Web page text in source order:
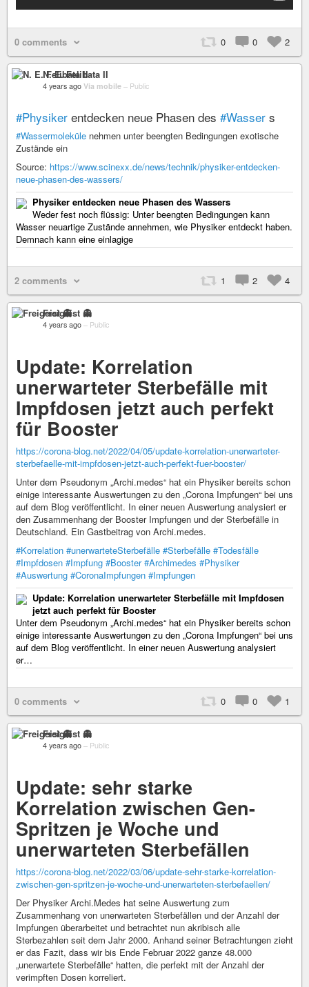
0 comments 0 0 2
N. E. Felibata II
4 years ago Via mobile – Public
#Physiker entdecken neue Phasen des #Wasser s
#Wassermoleküle nehmen unter beengten Bedingungen exotische
Zustände ein
Source: https://www.scinexx.de/news/technik/physiker-entdecken-
neue-phasen-des-wassers/
Physiker entdecken neue Phasen des Wassers
Weder fest noch flüssig: Unter beengten Bedingungen kann
Wasser neuartige Zustände annehmen, wie Physiker entdeckt haben.
Demnach kann eine einlagige
2 comments 1 2 4
Freigeist 👻
4 years ago – Public
Update: Korrelation
unerwarteter Sterbefälle mit
Impfdosen jetzt auch perfekt
für Booster
https://corona-blog.net/2022/04/05/update-korrelation-unerwarteter-
sterbefaelle-mit-impfdosen-jetzt-auch-perfekt-fuer-booster/
Unter dem Pseudonym „Archi.medes“ hat ein Physiker bereits schon
einige interessante Auswertungen zu den „Corona Impfungen“ bei uns
auf dem Blog veröffentlicht. In einer neuen Auswertung analysiert er
den Zusammenhang der Booster Impfungen und der Sterbefälle in
Deutschland. Ein Gastbeitrag von Archi.medes.
#Korrelation #unerwarteteSterbefälle #Sterbefälle #Todesfälle
#Impfdosen #Impfung #Booster #Archimedes #Physiker
#Auswertung #CoronaImpfungen #Impfungen
Update: Korrelation unerwarteter Sterbefälle mit Impfdosen
jetzt auch perfekt für Booster
Unter dem Pseudonym „Archi.medes“ hat ein Physiker bereits schon
einige interessante Auswertungen zu den „Corona Impfungen“ bei uns
auf dem Blog veröffentlicht. In einer neuen Auswertung analysiert
er…
0 comments 0 0 1
Freigeist 👻
4 years ago – Public
Update: sehr starke
Korrelation zwischen Gen-
Spritzen je Woche und
unerwarteten Sterbefällen
https://corona-blog.net/2022/03/06/update-sehr-starke-korrelation-
zwischen-gen-spritzen-je-woche-und-unerwarteten-sterbefaellen/
Der Physiker Archi.Medes hat seine Auswertung zum
Zusammenhang von unerwarteten Sterbefällen und der Anzahl der
Impfungen überarbeitet und betrachtet nun akribisch alle
Sterbezahlen seit dem Jahr 2000. Anhand seiner Betrachtungen zieht
er das Fazit, dass wir bis Ende Februar 2022 ganze 48.000
„unerwartete Sterbefälle“ hatten, die perfekt mit der Anzahl der
verimpften Dosen korreliert.